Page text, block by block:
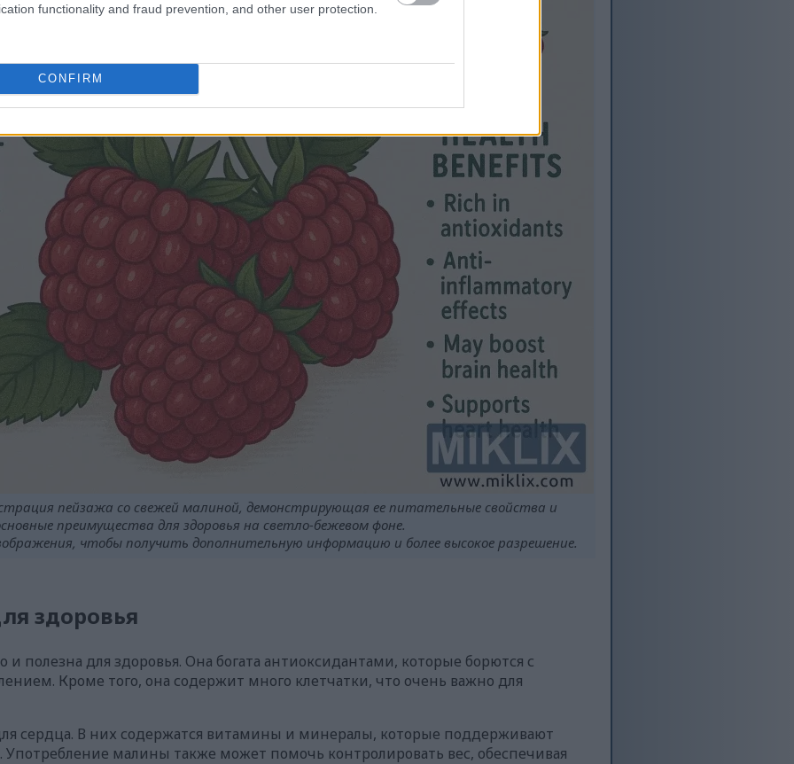
functionality and fraud prevention, and other user protection.
CONFIRM
пейзажа со свежей малиной, демонстрирующая ее питательные свойства и
преимущества для здоровья на светло-бежевом фоне.
чтобы получить дополнительную информацию и более высокое разрешение.
здоровья
и полезна для здоровья. Она богата антиоксидантами, которые борются с
Кроме того, она содержит много клетчатки, что очень важно для
сердца. В них содержатся витамины и минералы, которые поддерживают
Употребление малины также может помочь контролировать вес, обеспечивая